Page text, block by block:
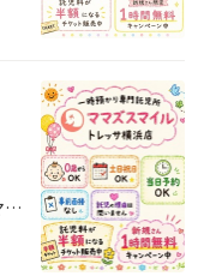
ママズスマイルでは子育て奮闘中のパパママの自分時間を応援します！！ 土日祝日も休まず営業しています☆ 暑い毎日ホッと一息ついたり、ゆっくり昼寝したり、趣味に没頭したり 託児理由は問いません！ １時間～お預かりします♪ ママズスマイル初めての方は１時間託児無料☆ ぜひお試しください！ 事前の見学も大歓迎です！！ 詳しくはWEBサイトにて＾＾